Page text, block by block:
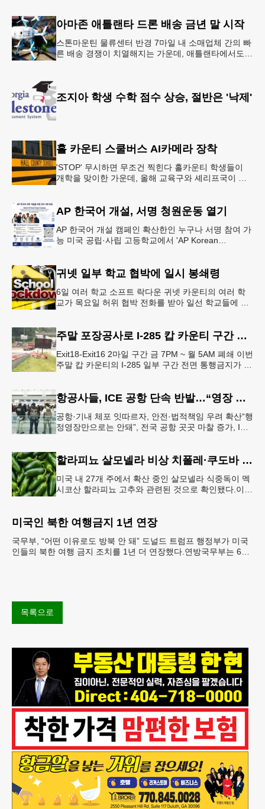
아마존 애틀랜타 드론 배송 금년 말 시작
스톤마운틴 물류센터 반경 7마일 내 소매업체 간의 빠
른 배송 경쟁이 치열해지는 가운데, 애틀랜타에서도
조지아 학생 수학 점수 상승, 절반은 '낙제'
홀 카운티 스쿨버스 AI카메라 장착
'STOP' 무시하면 무조건 찍힌다 홀카운티 학생들이
개학을 맞이한 가운데, 올해 교육구와 셰리프국이 학
AP 한국어 개설, 서명 청원운동 열기
AP 한국어 개설 캠페인 확산한인 누구나 서명 참여 가
능 미국 공립·사립 고등학교에서 'AP Korean
귀넷 일부 학교 협박에 일시 봉쇄령
6일 여러 학교 소프트 락다운 귀넷 카운티의 여러 학
교가 목요일 허위 협박 전화를 받아 일선 학교들에 일
주말 포장공사로 I-285 캅 카운티 구간 통행금지
Exit18-Exit16 2마일 구간 금 7PM ~ 월 5AM 폐쇄 이번
주말 캅 카운티의 I-285 일부 구간 전면 통행금지가 시
항공사들, ICE 공항 단속 반발…“영장 없인 협조 불가”
공항·기내 체포 잇따르자, 안전·법적책임 우려 확산“행
정영장만으로는 안돼”, 전국 공항 곳곳 마찰 증가, ICE
할라피뇨 살모넬라 비상 치폴레·쿠도바 긴급 회수
미국 내 27개 주에서 확산 중인 살모넬라 식중독이 멕
시코산 할라피뇨 고추와 관련된 것으로 확인됐다.이에
미국인 북한 여행금지 1년 연장
국무부, “어떤 이유로도 방북 안 돼” 도널드 트럼프 행정부가 미국
인들의 북한 여행 금지 조치를 1년 더 연장했다.연방국무부는 6일
목록으로